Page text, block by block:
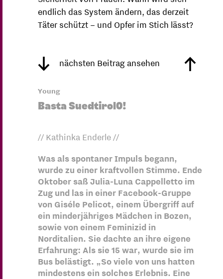
endlich das System ändern, das derzeit
Täter schützt – und Opfer im Stich lässt?
nächsten Beitrag ansehen
Young
Basta Suedtirol0!
// Kathinka Enderle //
Was als spontaner Impuls begann,
wurde zu einer kraftvollen Stimme. Ende
Oktober saß Julia-Luna Cappelletto im
Zug und las in einer Facebook-Gruppe
von Giséle Pelicot, einem Übergriff auf
ein minderjähriges Mädchen in Bozen,
sowie von einem Feminizid in
Norditalien. Sie dachte an ihre eigene
Erfahrung: Als sie 15 war, wurde sie im
Bus belästigt. „So viele von uns hatten
mindestens ein solches Erlebnis. Eine